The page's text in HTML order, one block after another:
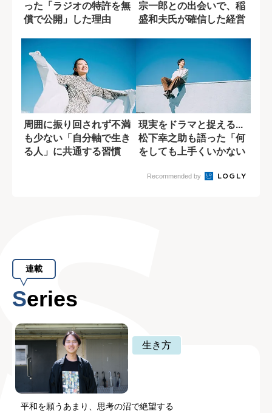
った「ラジオの特許を無
償で公開」した理由
宗一郎との出会いで、稲
盛和夫氏が確信した経営
周囲に振り回されず不満
も少ない「自分軸で生き
る人」に共通する習慣
現実をドラマと捉える...
松下幸之助も語った「何
をしても上手くいかない
Recommended by
連載
Series
生き方
平和を願うあまり、思考の沼で絶望する